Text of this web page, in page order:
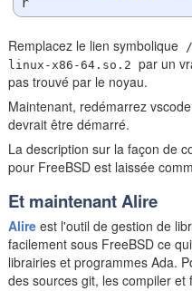
Remplacez le lien symbolique
linux-x86-64.so.2 par un
pas trouvé par le noyau.
Maintenant, redémarrez
devrait être démarré.
La description sur la façon de
pour FreeBSD est laissée
Et maintenant Alire
Alireest l'outil de gestion de
facilement sous FreeBSD ce
librairies et programmes Ada.
des sources git, les compiler